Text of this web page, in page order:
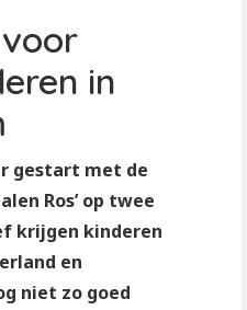
in
gestart met de
Ros’ op twee
krijgen kinderen
en
niet zo goed